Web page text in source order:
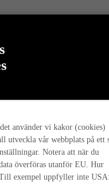
använder vi kakor (cookies)
utveckla vår webbplats på ett
Notera att när du
överföras utanför EU. Hur
exempel uppfyller inte
husresan går till hos oss.